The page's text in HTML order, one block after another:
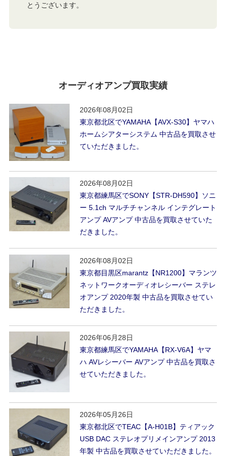
とうございます。
オーディオアンプ買取実績
2026年08月02日
東京都北区でYAMAHA【AVX-S30】ヤマハ
ホームシアターシステム 中古品を買取させ
ていただきました。
2026年08月02日
東京都練馬区でSONY【STR-DH590】ソニ
ー 5.1ch マルチチャンネル インテグレート
アンプ AVアンプ 中古品を買取させていた
だきました。
2026年08月02日
東京都目黒区marantz【NR1200】マランツ
ネットワークオーディオレシーバー ステレ
オアンプ 2020年製 中古品を買取させてい
ただきました。
2026年06月28日
東京都練馬区でYAMAHA【RX-V6A】ヤマ
ハ AVレシーバー AVアンプ 中古品を買取さ
せていただきました。
2026年05月26日
東京都北区でTEAC【A-H01B】ティアック
USB DAC ステレオプリメインアンプ 2013
年製 中古品を買取させていただきました。